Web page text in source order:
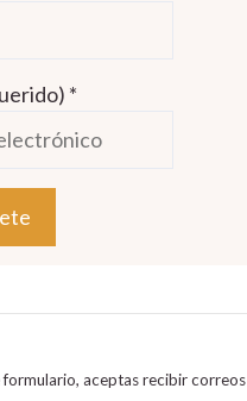
*
formulario, aceptas recibir correos